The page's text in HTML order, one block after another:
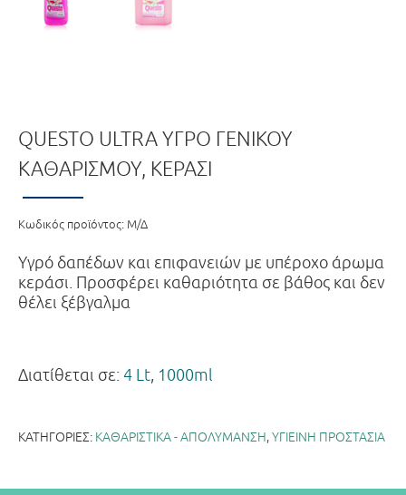
QUESTO ULTRA ΥΓΡΌ ΓΕΝΙΚΟΎ
ΚΑΘΑΡΙΣΜΟΎ, ΚΕΡΆΣΙ
Κωδικός προϊόντος: Μ/Δ
Υγρό δαπέδων και επιφανειών με υπέροχο άρωμα
κεράσι. Προσφέρει καθαριότητα σε βάθος και δεν
θέλει ξέβγαλμα
Διατίθεται σε: 4 Lt, 1000ml
ΚΑΤΗΓΟΡΊΕΣ: ΚΑΘΑΡΙΣΤΙΚΑ - ΑΠΟΛΥΜΑΝΣΗ,ΥΓΙΕΙΝΗ ΠΡΟΣΤΑΣΙΑ